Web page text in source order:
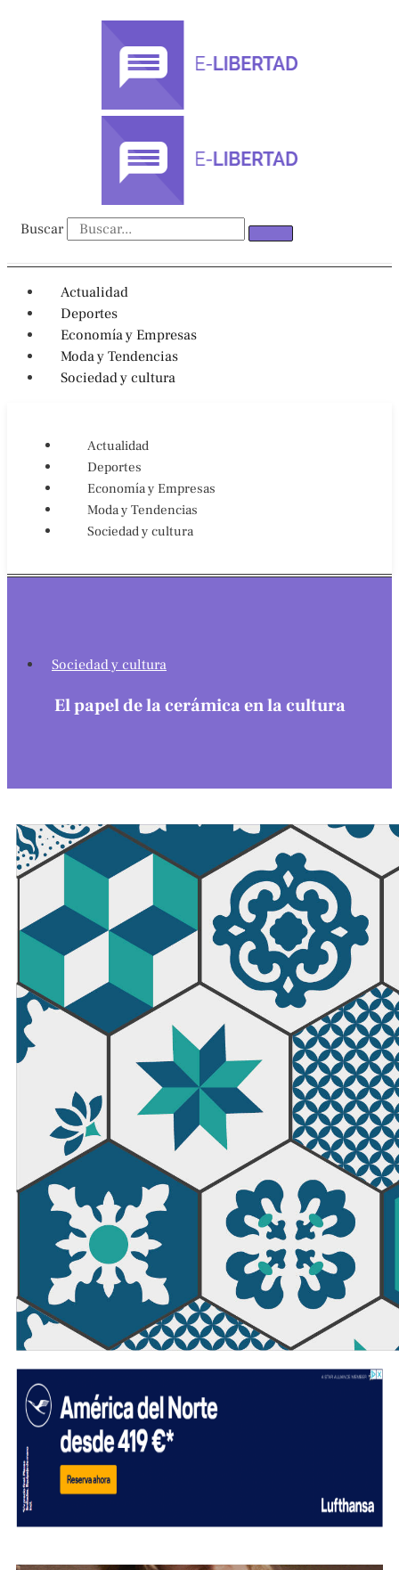
Buscar
Actualidad
Deportes
Economía y Empresas
Moda y Tendencias
Sociedad y cultura
Actualidad
Deportes
Economía y Empresas
Moda y Tendencias
Sociedad y cultura
Sociedad y cultura
El papel de la cerámica en la cultura